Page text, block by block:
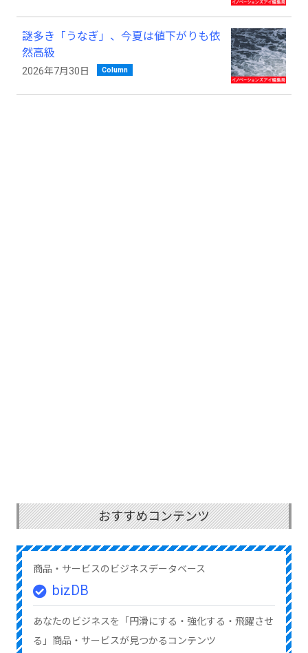
謎多き「うなぎ」、今夏は値下がりも依
然高級
2026年7月30日 Column
おすすめコンテンツ
商品・サービスのビジネスデータベース
bizDB
あなたのビジネスを「円滑にする・強化する・飛躍させ
る」商品・サービスが見つかるコンテンツ